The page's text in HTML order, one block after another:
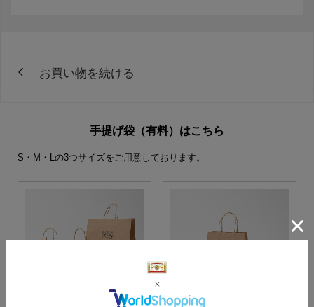
手提げ袋（有料）はこちら
S・M・Lの3つサイズをご用意しております。